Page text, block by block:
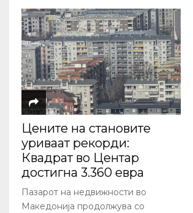
Цените на становите
уриваат рекорди:
Квадрат во Центар
достигна 3.360 евра
Пазарот на недвижности во
Македонија продолжува со